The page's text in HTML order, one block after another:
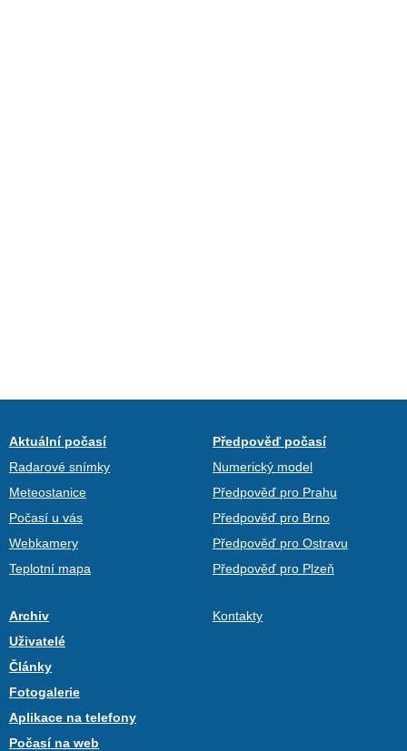
Aktuální počasí
Radarové snímky
Meteostanice
Počasí u vás
Webkamery
Teplotní mapa
Předpověď počasí
Numerický model
Předpověď pro Prahu
Předpověď pro Brno
Předpověď pro Ostravu
Předpověď pro Plzeň
Archiv
Uživatelé
Články
Fotogalerie
Aplikace na telefony
Počasí na web
Kontakty